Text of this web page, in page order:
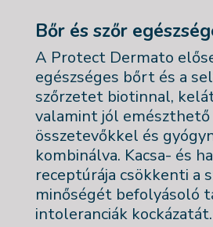
Bőr és szőr
A Protect Dermato
egészséges bőrt és a
szőrzetet biotinnal,
valamint jól emészthető
összetevőkkel és
kombinálva. Kacsa- és
receptúrája csökkenti a
minőségét befolyásoló
intoleranciák kockázatát.